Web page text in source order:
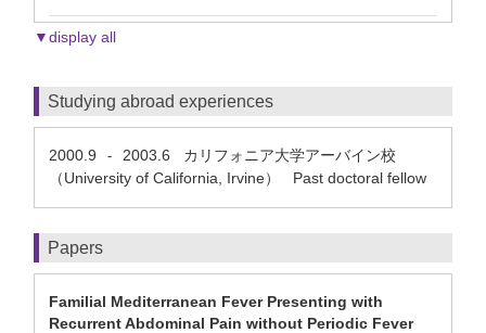
▼display all
Studying abroad experiences
2000.9 - 2003.6 カリフォニア大学アーバイン校
（University of California, Irvine） Past doctoral fellow
Papers
Familial Mediterranean Fever Presenting with
Recurrent Abdominal Pain without Periodic Fever